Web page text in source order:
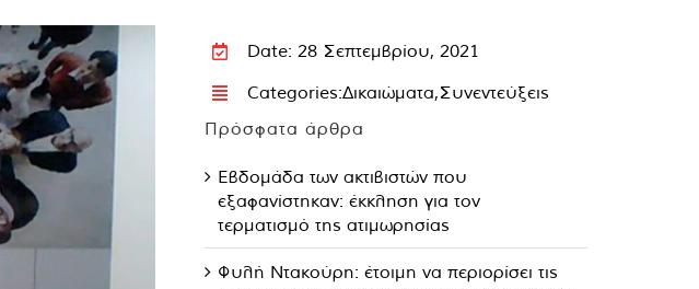
Date: 28 Σεπτεμβρίου, 2021
Categories:Δικαιώματα,Συνεντεύξεις
Πρόσφατα άρθρα
Εβδομάδα των ακτιβιστών που
εξαφανίστηκαν: έκκληση για τον
τερματισμό της ατιμωρησίας
Φυλή Ντακούρη: έτοιμη να περιορίσει τις